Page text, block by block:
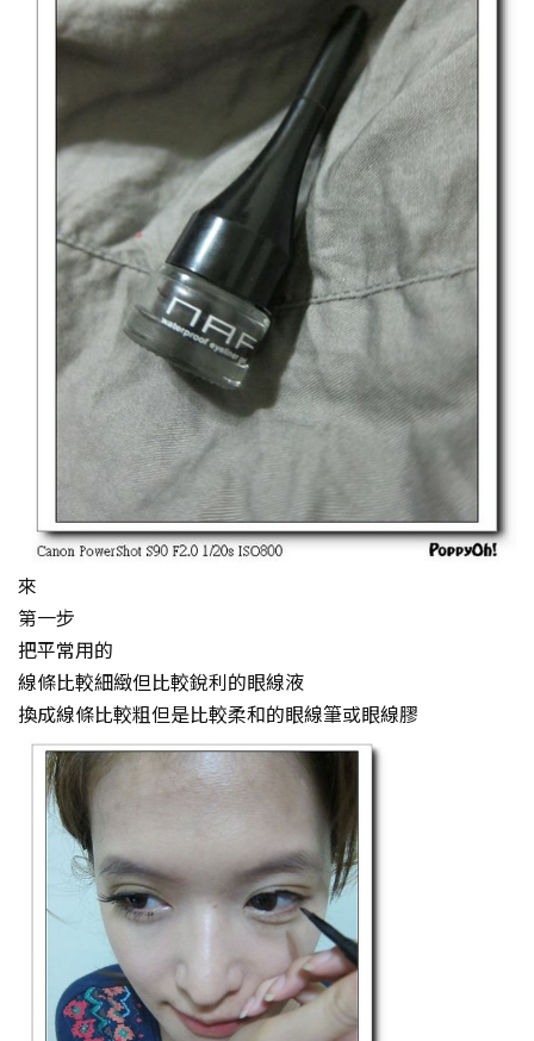
來
第一步
把平常用的
線條比較細緻但比較銳利的眼線液
換成線條比較粗但是比較柔和的眼線筆或眼線膠